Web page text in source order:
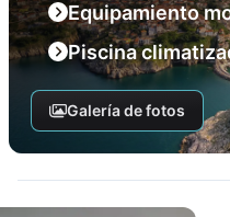
Equipamiento
Piscina
Galería de fotos